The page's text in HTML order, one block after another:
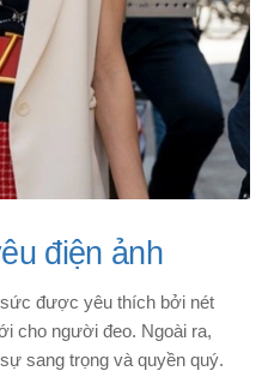
điện ảnh
được yêu thích bởi nét
cho người đeo. Ngoài ra,
sang trọng và quyền quý.